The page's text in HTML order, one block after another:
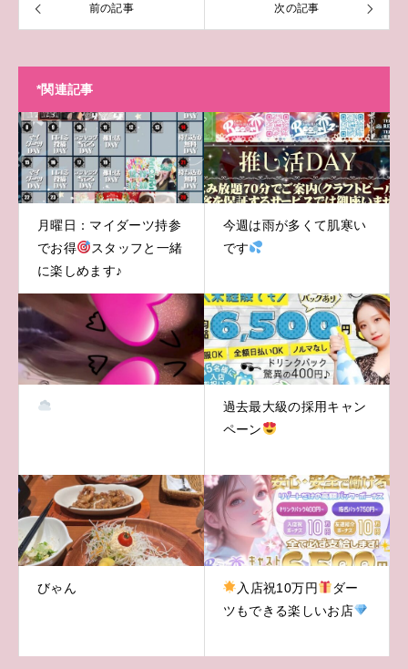
前の記事 次の記事
*関連記事
月曜日：マイダーツ持参
でお得
スタッフと一緒
に楽しめます♪
今週は雨が多くて肌寒い
です
過去最大級の採用キャン
ペーン
びゃん 入店祝10万円
ダー
ツもできる楽しいお店